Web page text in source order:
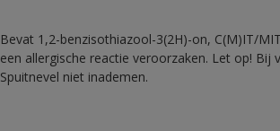
Bevat 1,2-benzisothiazool-3(2H)-on, C(M)IT/
een allergische reactie veroorzaken. Let op! Bij
Spuitnevel niet inademen.